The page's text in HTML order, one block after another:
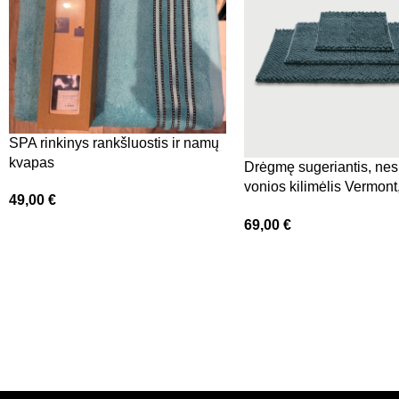
SPA rinkinys rankšluostis ir namų
kvapas
49,00 €
Drėgmę sugeriantis,
vonios kilimėlis
69,00 €